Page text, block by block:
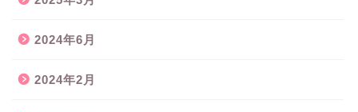
2024年6月
2024年2月